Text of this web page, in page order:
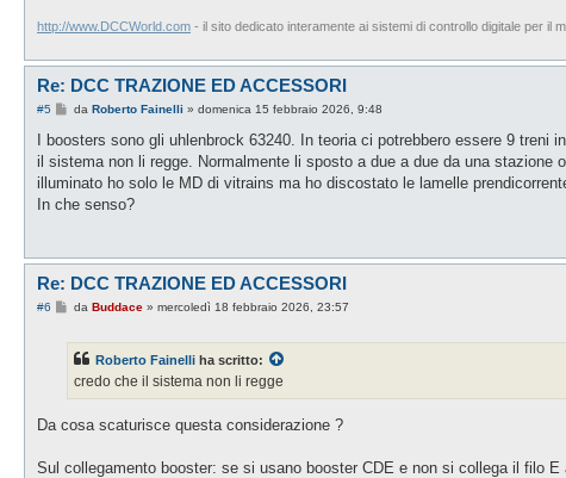
http://www.DCCWorld.com - il sito dedicato interamente ai sistemi di controllo digitale per il
Re: DCC TRAZIONE ED ACCESSORI
#5
M
s
a
g
i
da Roberto Fainelli » domenica 15 febbraio 2026, 9:48
I boosters sono gli uhlenbrock 63240. In teoria ci potrebbero essere 9
il sistema non li regge. Normalmente li sposto a due a due da una
illuminato ho solo le MD di vitrains ma ho discostato le lamelle
In che senso?
Re: DCC TRAZIONE ED ACCESSORI
#6
M
a
g
o
da Buddace» mercoledì 18 febbraio 2026, 23:57
Roberto Fainelli ha scritto:
credo che il sistema non li regge
Da cosa scaturisce questa considerazione ?
Sul collegamento booster: se si usano booster CDE e non si collega il filo